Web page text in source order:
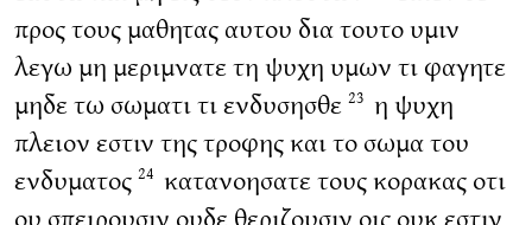
προς τους μαθητας αυτου δια τουτο υμιν
λεγω μη μεριμνατε τη ψυχη υμων τι φαγητε
μηδε τω σωματι τι ενδυσησθε 23 η ψυχη
πλειον εστιν της τροφης και το σωμα του
ενδυματος 24 κατανοησατε τους κορακας οτι